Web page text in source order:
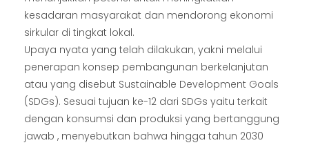
kesadaran masyarakat dan mendorong ekonomi
sirkular di tingkat lokal.
Upaya nyata yang telah dilakukan, yakni melalui
penerapan konsep pembangunan berkelanjutan
atau yang disebut Sustainable Development Goals
(SDGs). Sesuai tujuan ke-12 dari SDGs yaitu terkait
dengan konsumsi dan produksi yang bertanggung
jawab , menyebutkan bahwa hingga tahun 2030